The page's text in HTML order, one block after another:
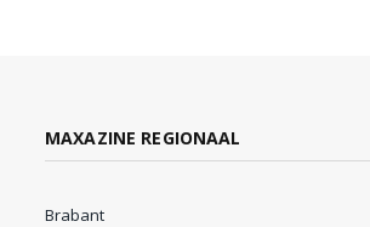
MAXAZINE REGIONAAL
Brabant